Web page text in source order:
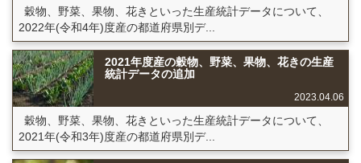
穀物、野菜、果物、花きといった生産統計データについて、
2022年(令和4年)度産の都道府県別デ...
2021年度産の穀物、野菜、果物、花きの生産
統計データの追加
2023.04.06
穀物、野菜、果物、花きといった生産統計データについて、
2021年(令和3年)度産の都道府県別デ...